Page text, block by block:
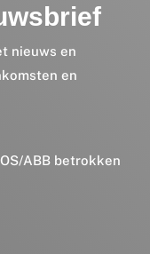
nieuws en
en
ABB betrokken